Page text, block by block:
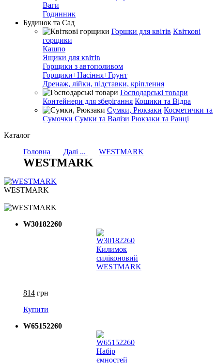
Ваги
Годинник
Будинок та Сад
Горшки для квітів Квіткові
горщики
Кашпо
Ящики для квітів
Горщики з автополивом
Горщики+Насіння+Грунт
Дренаж, лійки, підставки, кріплення
Господарські товари
Контейнери для зберігання Кошики та Відра
Сумки, Рюкзаки Косметички та
Сумочки Сумки та Валізи Рюкзаки та Ранці
Каталог
Головна
Далі ... WESTMARK
WESTMARK
WESTMARK
W30182260
814 грн
Купити
W65152260